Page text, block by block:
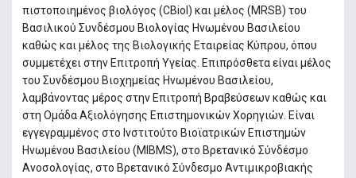
πιστοποιημένος βιολόγος (CBiol) και μέλος (MRSB) του
Βασιλικού Συνδέσμου Βιολογίας Ηνωμένου Βασιλείου
καθώς και μέλος της Βιολογικής Εταιρείας Κύπρου, όπου
συμμετέχει στην Επιτροπή Υγείας. Επιπρόσθετα είναι μέλος
του Συνδέσμου Βιοχημείας Ηνωμένου Βασιλείου,
λαμβάνοντας μέρος στην Επιτροπή Βραβεύσεων καθώς και
στη Ομάδα Αξιολόγησης Επιστημονικών Χορηγιών. Είναι
εγγεγραμμένος στο Ινστιτούτο Βιοϊατρικών Επιστημών
Ηνωμένου Βασιλείου (MIBMS), στο Βρετανικό Σύνδέσμο
Ανοσολογίας, στο Βρετανικό Σύνδεσμο Αντιμικροβιακής